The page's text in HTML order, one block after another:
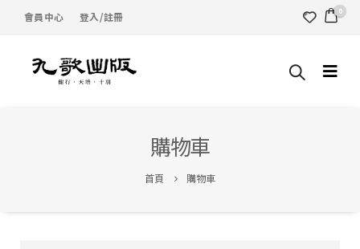
會員中心 登入/註冊 0
購物車
首頁 購物車